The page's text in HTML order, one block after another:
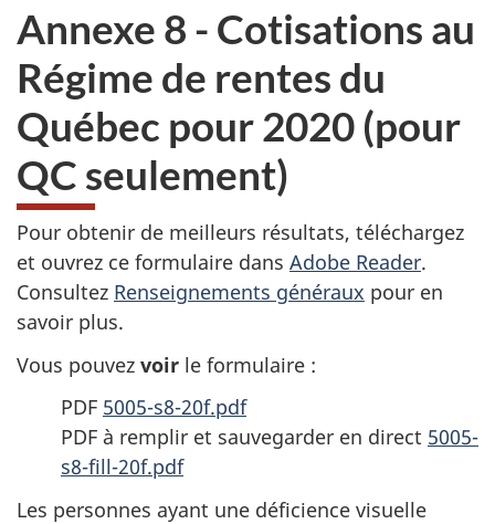
Annexe 8 - Cotisations au
Régime de rentes du
Québec pour 2020 (pour
QC seulement)
Pour obtenir de meilleurs résultats, téléchargez
et ouvrez ce formulaire dans Adobe Reader.
Consultez Renseignements généraux pour en
savoir plus.
Vous pouvez voir le formulaire :
PDF 5005-s8-20f.pdf
PDF à remplir et sauvegarder en direct 5005-
s8-fill-20f.pdf
Les personnes ayant une déficience visuelle